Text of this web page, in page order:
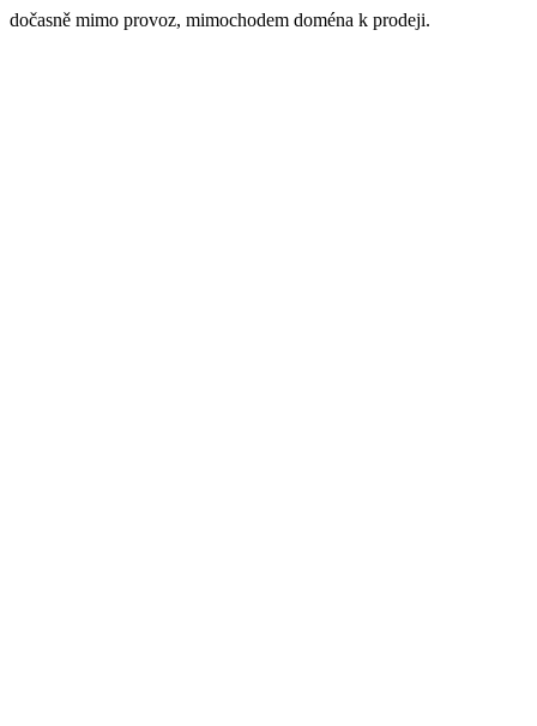
dočasně mimo provoz, mimochodem doména k prodeji.